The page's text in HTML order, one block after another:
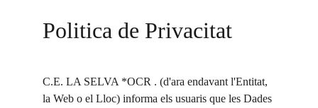
Politica de Privacitat
C.E. LA SELVA *OCR . (d'ara endavant l'Entitat,
la Web o el Lloc) informa els usuaris que les Dades